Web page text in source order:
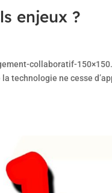
enjeux ?
collaboratif-
technologie ne cesse